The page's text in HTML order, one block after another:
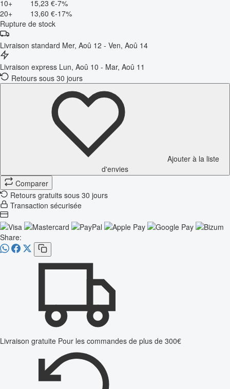
10+
15,23 €-7%
20+
13,60 €-17%
Rupture de stock
Livraison standard Mer, Aoû 12 - Ven, Aoû 14
Livraison express Lun, Aoû 10 - Mar, Aoû 11
Retours sous 30 jours
Ajouter à la liste
d'envies
Comparer
Retours gratuits sous 30 jours
Transaction sécurisée
Share:
Livraison gratuite Pour les commandes de plus de 300€